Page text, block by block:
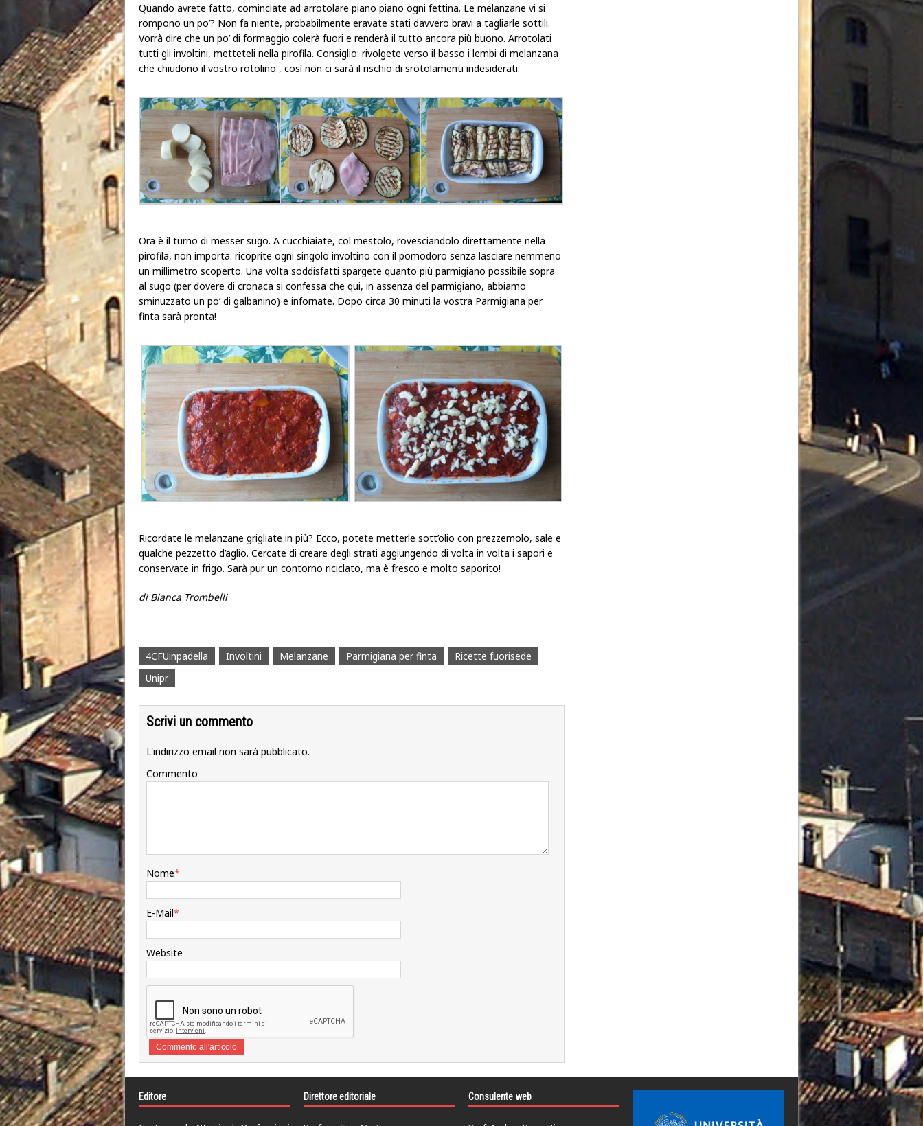
Quando avrete fatto, cominciate ad arrotolare piano piano ogni fettina. Le melanzane vi si
rompono un po’? Non fa niente, probabilmente eravate stati davvero bravi a tagliarle sottili.
Vorrà dire che un po’ di formaggio colerà fuori e renderà il tutto ancora più buono. Arrotolati
tutti gli involtini, metteteli nella pirofila. Consiglio: rivolgete verso il basso i lembi di melanzana
che chiudono il vostro rotolino , così non ci sarà il rischio di srotolamenti indesiderati.
Ora è il turno di messer sugo. A cucchiaiate, col mestolo, rovesciandolo direttamente nella
pirofila, non importa: ricoprite ogni singolo involtino con il pomodoro senza lasciare nemmeno
un millimetro scoperto. Una volta soddisfatti spargete quanto più parmigiano possibile sopra
al sugo (per dovere di cronaca si confessa che qui, in assenza del parmigiano, abbiamo
sminuzzato un po’ di galbanino) e infornate. Dopo circa 30 minuti la vostra Parmigiana per
finta sarà pronta!
Ricordate le melanzane grigliate in più? Ecco, potete metterle sott’olio con prezzemolo, sale e
qualche pezzetto d’aglio. Cercate di creare degli strati aggiungendo di volta in volta i sapori e
conservate in frigo. Sarà pur un contorno riciclato, ma è fresco e molto saporito!
di Bianca Trombelli
4CFUinpadella Involtini Melanzane Parmigiana per finta
Ricette fuorisede
Unipr
Scrivi un commento
L'indirizzo email non sarà pubblicato.
Commento
Nome*
E-Mail*
Website
Editore Direttore editoriale Consulente web